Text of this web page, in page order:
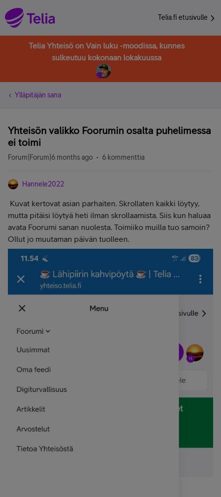
Telia.fi etusivulle
Telia Yhteisö on Vain luku -moodissa, kunnes
sulkeutuu kokonaan lokakuussa
Ylläpitäjän sana
Yhteisön valikko Foorumin osalta puhelimessa
ei toimi
Forum|Forum|6 months ago 6 kommenttia
Hannele2022
Kuvat kertovat asian parhaiten. Skrollaten kaikki löytyy,
mutta pitäisi löytyä heti ilman skrollaamista. Siis kun haluaa
avata Foorumi sanan nuolesta. Toimiiko muilla tuo samoin?
Ollut jo muutaman päivän tuolleen.